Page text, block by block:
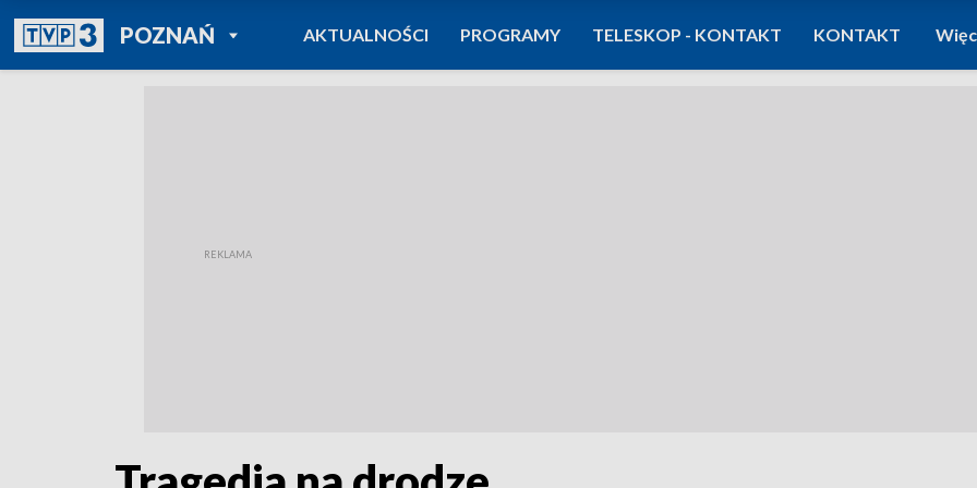
POZNAŃPOWRÓT DO
TVP REGIONY
AKTUALNOŚCI PROGRAMY TELESKOP - KONTAKT KONTAKT